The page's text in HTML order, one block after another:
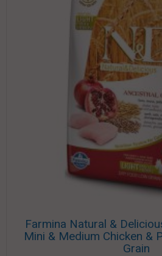
Farmina Natural &
Mini & Medium Chicken &
Grain